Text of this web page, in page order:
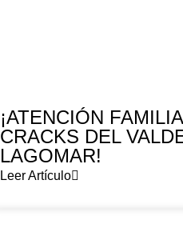
¡ATENCIÓN
CRACKS DEL
LAGOMAR!
Leer Artículo